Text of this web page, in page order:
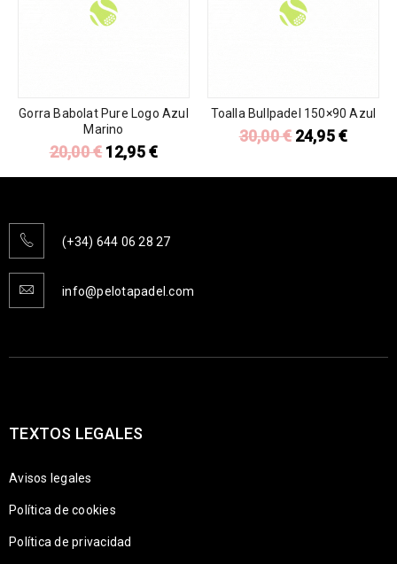
Gorra Babolat Pure Logo Azul
Marino
20,00€ 12,95€
Toalla Bullpadel 150×90 Azul
30,00€ 24,95€
(+34) 644 06 28 27
info@pelotapadel.com
TEXTOS LEGALES
Avisos legales
Política de cookies
Política de privacidad